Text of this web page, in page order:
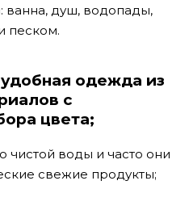
ванна, душ, водопады,
песком.
одежда из
с
цвета;
воды и часто они
свежие продукты;